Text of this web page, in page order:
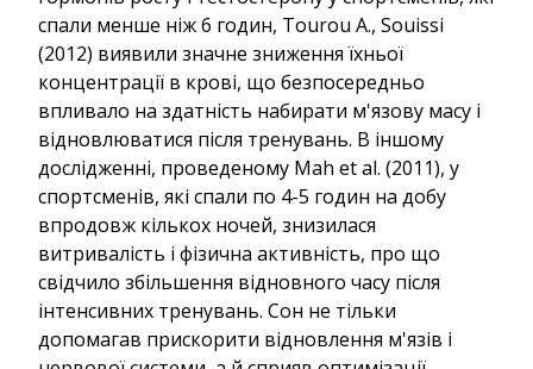
спали менше ніж 6 годин, Tourou A., Souissi
(2012) виявили значне зниження їхньої
концентрації в крові, що безпосередньо
впливало на здатність набирати м'язову масу і
відновлюватися після тренувань. В іншому
дослідженні, проведеному Mah et al. (2011), у
спортсменів, які спали по 4-5 годин на добу
впродовж кількох ночей, знизилася
витривалість і фізична активність, про що
свідчило збільшення відновного часу після
інтенсивних тренувань. Сон не тільки
допомагав прискорити відновлення м'язів і